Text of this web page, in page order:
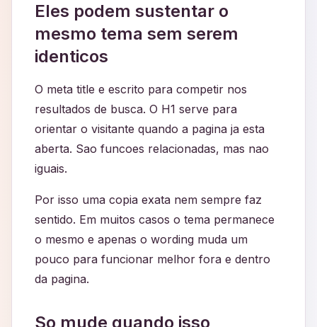
Eles podem sustentar o
mesmo tema sem serem
identicos
O meta title e escrito para competir nos
resultados de busca. O H1 serve para
orientar o visitante quando a pagina ja esta
aberta. Sao funcoes relacionadas, mas nao
iguais.
Por isso uma copia exata nem sempre faz
sentido. Em muitos casos o tema permanece
o mesmo e apenas o wording muda um
pouco para funcionar melhor fora e dentro
da pagina.
So mude quando isso